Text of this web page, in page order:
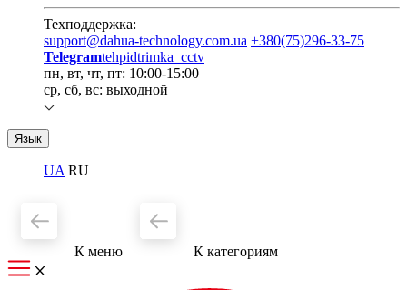
Техподдержка:
support@dahua-technology.com.ua +380(75)296-33-75
Telegramtehpidtrimka_cctv
пн, вт, чт, пт: 10:00-15:00
ср, сб, вс: выходной
Язык
UA RU
К меню К категориям